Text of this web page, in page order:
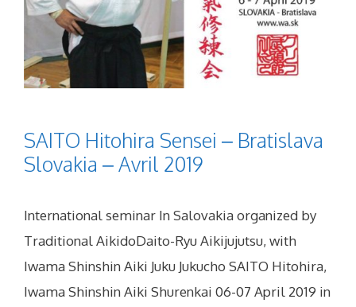
SAITO Hitohira Sensei – Bratislava
Slovakia – Avril 2019
International seminar In Salovakia organized by
Traditional AikidoDaito-Ryu Aikijujutsu, with
Iwama Shinshin Aiki Juku Jukucho SAITO Hitohira,
Iwama Shinshin Aiki Shurenkai 06-07 April 2019 in